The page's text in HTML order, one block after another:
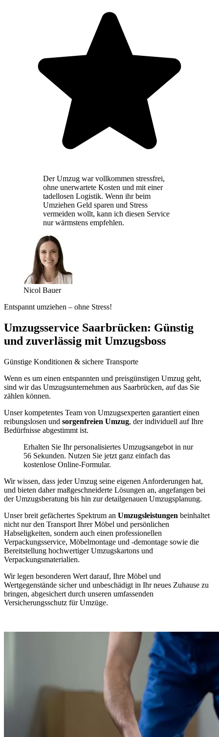
Der Umzug war vollkommen stressfrei,
ohne unerwartete Kosten und mit einer
tadellosen Logistik. Wenn ihr beim
Umziehen Geld sparen und Stress
vermeiden wollt, kann ich diesen Service
nur wärmstens empfehlen.
Nicol Bauer
Entspannt umziehen – ohne Stress!
Umzugsservice Saarbrücken: Günstig
und zuverlässig mit Umzugsboss
Günstige Konditionen & sichere Transporte
Wenn es um einen entspannten und preisgünstigen Umzug geht,
sind wir das Umzugsunternehmen aus Saarbrücken, auf das Sie
zählen können.
Unser kompetentes Team von Umzugsexperten garantiert einen
reibungslosen und sorgenfreien Umzug, der individuell auf Ihre
Bedürfnisse abgestimmt ist.
Erhalten Sie Ihr personalisiertes Umzugsangebot in nur
56 Sekunden. Nutzen Sie jetzt ganz einfach das
kostenlose Online-Formular.
Wir wissen, dass jeder Umzug seine eigenen Anforderungen hat,
und bieten daher maßgeschneiderte Lösungen an, angefangen bei
der Umzugsberatung bis hin zur detailgenauen Umzugsplanung.
Unser breit gefächertes Spektrum an Umzugsleistungen beinhaltet
nicht nur den Transport Ihrer Möbel und persönlichen
Habseligkeiten, sondern auch einen professionellen
Verpackungsservice, Möbelmontage und -demontage sowie die
Bereitstellung hochwertiger Umzugskartons und
Verpackungsmaterialien.
Wir legen besonderen Wert darauf, Ihre Möbel und
Wertgegenstände sicher und unbeschädigt in Ihr neues Zuhause zu
bringen, abgesichert durch unseren umfassenden
Versicherungsschutz für Umzüge.